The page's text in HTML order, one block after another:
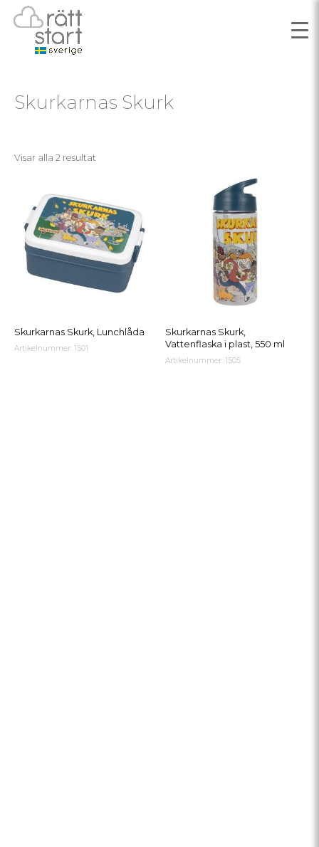
Skurkarnas Skurk
Visar alla 2 resultat
Skurkarnas Skurk, Lunchlåda
Artikelnummer: 1501
Skurkarnas Skurk,
Vattenflaska i plast, 550 ml
Artikelnummer: 1505